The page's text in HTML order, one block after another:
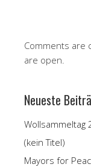
Comments are
are open.
Neueste
Wollsammeltag
(kein Titel)
Mayors for